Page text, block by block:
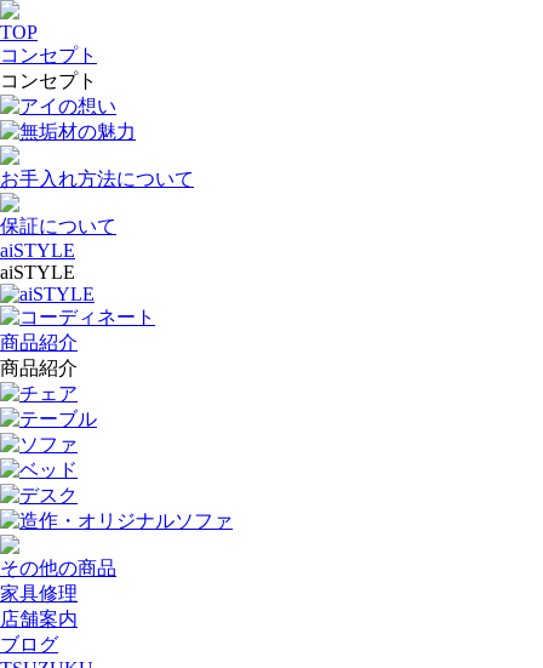
TOP
コンセプト
コンセプト
アイの想い
無垢材の魅力
お手入れ方法について
保証について
aiSTYLE
aiSTYLE
aiSTYLE
コーディネート
商品紹介
商品紹介
チェア
テーブル
ソファ
ベッド
デスク
造作・オリジナルソファ
その他の商品
家具修理
店舗案内
ブログ